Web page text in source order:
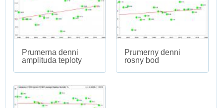
Prumerna denni
amplituda teploty
Prumerny denni
rosny bod